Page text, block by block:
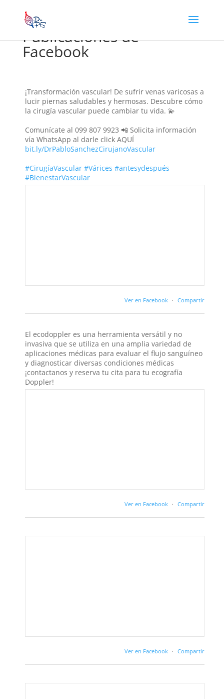
Publicaciones de
Facebook
¡Transformación vascular! De sufrir venas varicosas a
lucir piernas saludables y hermosas. Descubre cómo
la cirugía vascular puede cambiar tu vida. 💫
Comunícate al 099 807 9923 📲 Solicita información
vía WhatsApp al darle click AQUÍ
bit.ly/DrPabloSanchezCirujanoVascular
#CirugíaVascular #Várices #antesydespués
#BienestarVascular
Ver en Facebook · Compartir
El ecodoppler es una herramienta versátil y no
invasiva que se utiliza en una amplia variedad de
aplicaciones médicas para evaluar el flujo sanguíneo
y diagnosticar diversas condiciones médicas
¡contactanos y reserva tu cita para tu ecografía
Doppler!
Ver en Facebook · Compartir
Ver en Facebook · Compartir